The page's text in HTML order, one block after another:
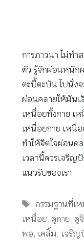
การภาวนา ไม่ท
ตัว รู้จักผ่อนหนักผ่
ตะบี้ตะบัน ไปนั่ง
ผ่อนคลายให้มัน
เหนื่อยทั้งกาย เ
เหนื่อยกาย เหนื่อ
ทำให้จิตใจผ่อนค
เวลานี้ควรเจริ
แนวรับของเรา
Tags
กรรมฐานที่เห
เหนื่อย, ดูกาย, ดู
พอ, เคลิ้ม, เจริ